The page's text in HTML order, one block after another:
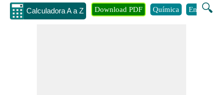
Calculadora A a Z 🔍
Download PDF Química